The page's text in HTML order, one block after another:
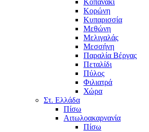
Κορώνη
Κυπαρισσία
Μεθώνη
Μελιγαλάς
Μεσσήνη
Παραλία Βέργας
Πεταλίδι
Πύλος
Φιλιατρά
Χώρα
Στ. Ελλάδα
Πίσω
Αιτωλοακαρνανία
Πίσω